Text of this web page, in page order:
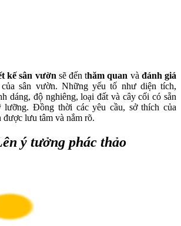
kế sân vườn sẽ đến thăm quan và đánh giá
sân vườn. Những yếu tố như diện tích,
dáng, độ nghiêng, loại đất và cây cối có sẵn
lưỡng. Đồng thời các yêu cầu, sở thích của
được lưu tâm và nắm rõ.
ý tưởng phác thảo